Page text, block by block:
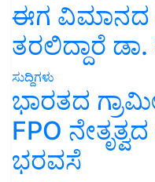
ಈಗ ವಿಮಾನದ
ತರಲಿದ್ದಾರೆ
ಸುದ್ದಿಗಳು
ಭಾರತದ
FPO
ಭರವಸೆ